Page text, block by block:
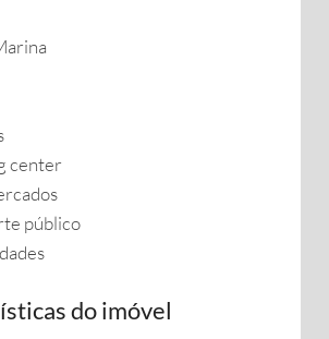
center
público
do imóvel